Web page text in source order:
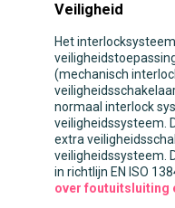
Veiligheid
Het
(mechanisch
normaal interlock
veiligheidssysteem.
extra
veiligheidssysteem.
in richtlijn EN ISO
over foutuitsluiting